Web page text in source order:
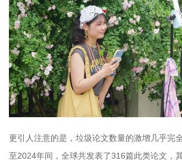
更引人注意的是，垃圾论文数量的激增几乎完
至2024年间，全球共发表了316篇此类论文，